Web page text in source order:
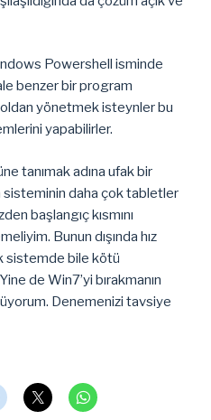
Powershell isminde
benzer bir program
yönetmek isteynler bu
yapabilirler.
tanımak adına ufak bir
sisteminin daha çok tabletler
başlangıç kısmını
Bunun dışında hız
sistemde bile kötü
de Win7’yi bırakmanın
Denemenizi tavsiye